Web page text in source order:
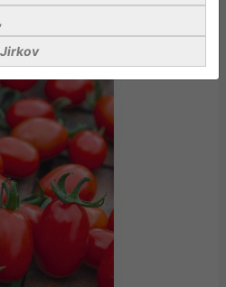
datlové - Mandat F1 10s